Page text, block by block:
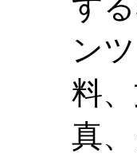
ン
料
真